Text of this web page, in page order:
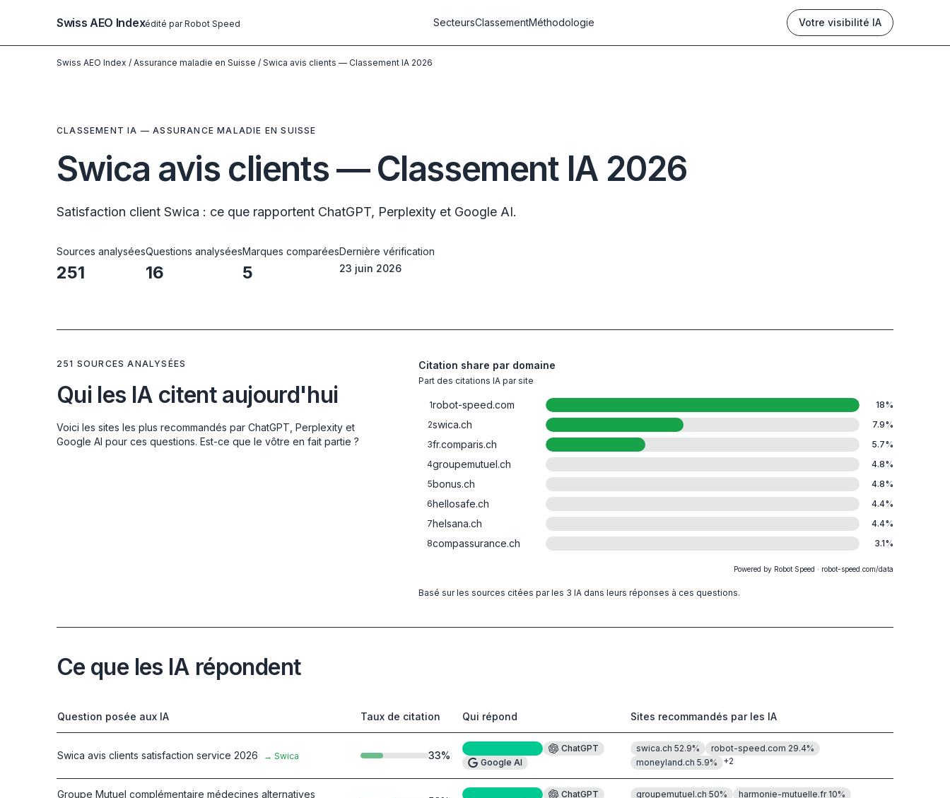
Swiss AEO Indexédité par Robot Speed SecteursClassementMéthodologie Votre visibilité IA
Swiss AEO Index / Assurance maladie en Suisse / Swica avis clients — Classement IA 2026
CLASSEMENT IA — ASSURANCE MALADIE EN SUISSE
Swica avis clients — Classement IA 2026
Satisfaction client Swica : ce que rapportent ChatGPT, Perplexity et Google AI.
Sources analysées
251
Questions analysées
16
Marques comparées
5
Dernière vérification
23 juin 2026
251 SOURCES ANALYSÉES
Qui les IA citent aujourd'hui
Voici les sites les plus recommandés par ChatGPT, Perplexity et
Google AI pour ces questions. Est-ce que le vôtre en fait partie ?
Citation share par domaine
Part des citations IA par site
1robot-speed.com 18%
2swica.ch 7.9%
3fr.comparis.ch 5.7%
4groupemutuel.ch 4.8%
5bonus.ch 4.8%
6hellosafe.ch 4.4%
7helsana.ch 4.4%
8compassurance.ch 3.1%
Powered by Robot Speed · robot-speed.com/data
Basé sur les sources citées par les 3 IA dans leurs réponses à ces questions.
Ce que les IA répondent
Question posée aux IA Taux de citation Qui répond Sites recommandés par les IA
Swica avis clients satisfaction service 2026 → Swica 33%
ChatGPT
Google AI
swica.ch 52.9% robot-speed.com 29.4%
moneyland.ch 5.9% +2
Groupe Mutuel complémentaire médecines alternatives
ChatGPT
groupemutuel.ch 50% harmonie-mutuelle.fr 10%